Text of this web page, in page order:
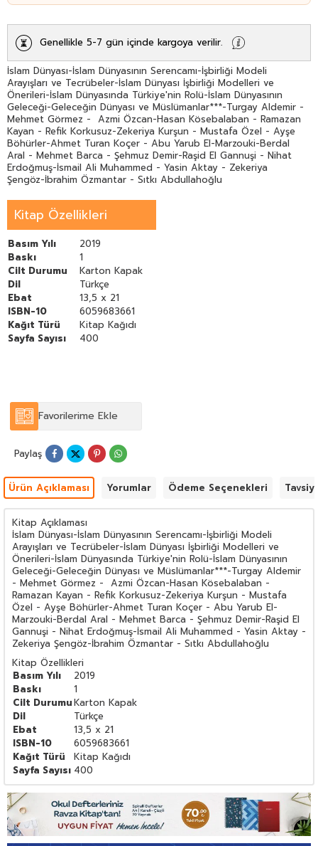
Genellikle 5-7 gün içinde kargoya verilir.
İslam Dünyası-İslam Dünyasının Serencamı-İşbirliği Modeli
Arayışları ve Tecrübeler-İslam Dünyası İşbirliği Modelleri ve
Önerileri-İslam Dünyasında Türkiye'nin Rolü-İslam Dünyasının
Geleceği-Geleceğin Dünyası ve Müslümanlar***-Turgay Aldemir -
Mehmet Görmez - Azmi Özcan-Hasan Kösebalaban - Ramazan
Kayan - Refik Korkusuz-Zekeriya Kurşun - Mustafa Özel - Ayşe
Böhürler-Ahmet Turan Koçer - Abu Yarub El-Marzouki-Berdal
Aral - Mehmet Barca - Şehmuz Demir-Raşid El Gannuşi - Nihat
Erdoğmuş-İsmail Ali Muhammed - Yasin Aktay - Zekeriya
Şengöz-İbrahim Özmantar - Sıtkı Abdullahoğlu
Kitap Özellikleri
Basım Yılı
2019
Baskı
1
Cilt Durumu
Karton Kapak
Dil
Türkçe
Ebat
13,5 x 21
ISBN-10
6059683661
Kağıt Türü
Kitap Kağıdı
Sayfa Sayısı
400
Favorilerime Ekle
Paylaş
Ürün Açıklaması Yorumlar Ödeme Seçenekleri
Kitap Açıklaması
İslam Dünyası-İslam Dünyasının Serencamı-İşbirliği Modeli
Arayışları ve Tecrübeler-İslam Dünyası İşbirliği Modelleri ve
Önerileri-İslam Dünyasında Türkiye'nin Rolü-İslam Dünyasının
Geleceği-Geleceğin Dünyası ve Müslümanlar***-Turgay Aldemir
- Mehmet Görmez - Azmi Özcan-Hasan Kösebalaban -
Ramazan Kayan - Refik Korkusuz-Zekeriya Kurşun - Mustafa
Özel - Ayşe Böhürler-Ahmet Turan Koçer - Abu Yarub El-
Marzouki-Berdal Aral - Mehmet Barca - Şehmuz Demir-Raşid El
Gannuşi - Nihat Erdoğmuş-İsmail Ali Muhammed - Yasin Aktay -
Zekeriya Şengöz-İbrahim Özmantar - Sıtkı Abdullahoğlu
Kitap Özellikleri
Basım Yılı
2019
Baskı
1
Cilt DurumuKarton Kapak
Dil
Türkçe
Ebat
13,5 x 21
ISBN-10
6059683661
Kağıt Türü
Kitap Kağıdı
Sayfa Sayısı 400